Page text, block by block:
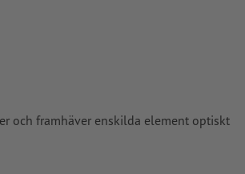
till
FOGRA52
och framhäver enskilda element optiskt